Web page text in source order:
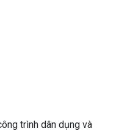
trình dân dụng và